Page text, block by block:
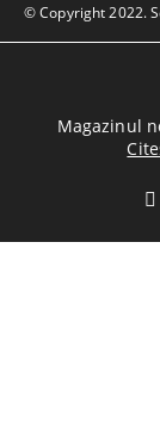
© Copyright 2022.
Magazinul